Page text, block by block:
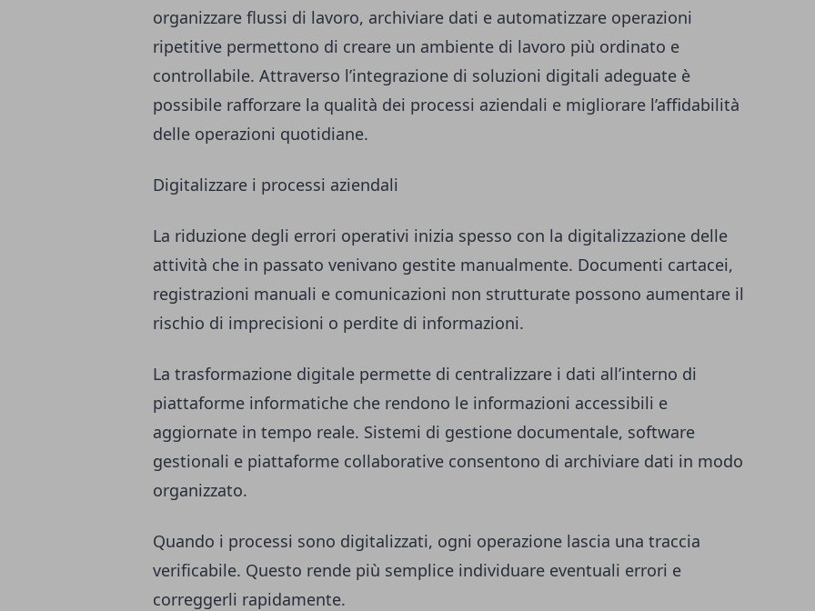
organizzare flussi di lavoro, archiviare dati e automatizzare operazioni
ripetitive permettono di creare un ambiente di lavoro più ordinato e
controllabile. Attraverso l’integrazione di soluzioni digitali adeguate è
possibile rafforzare la qualità dei processi aziendali e migliorare l’affidabilità
delle operazioni quotidiane.
Digitalizzare i processi aziendali
La riduzione degli errori operativi inizia spesso con la digitalizzazione delle
attività che in passato venivano gestite manualmente. Documenti cartacei,
registrazioni manuali e comunicazioni non strutturate possono aumentare il
rischio di imprecisioni o perdite di informazioni.
La trasformazione digitale permette di centralizzare i dati all’interno di
piattaforme informatiche che rendono le informazioni accessibili e
aggiornate in tempo reale. Sistemi di gestione documentale, software
gestionali e piattaforme collaborative consentono di archiviare dati in modo
organizzato.
Quando i processi sono digitalizzati, ogni operazione lascia una traccia
verificabile. Questo rende più semplice individuare eventuali errori e
correggerli rapidamente.